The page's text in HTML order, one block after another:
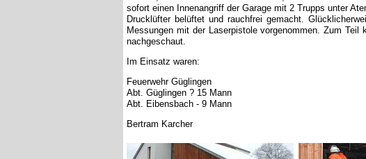
sofort einen Innenangriff der Garage mit 2 Trupps unter
Drucklüfter belüftet und rauchfrei gemacht.
Messungen mit der Laserpistole vorgenommen. Zum
nachgeschaut.
Im Einsatz waren:
Feuerwehr Güglingen
Abt. Güglingen ? 15 Mann
Abt. Eibensbach - 9 Mann
Bertram Karcher